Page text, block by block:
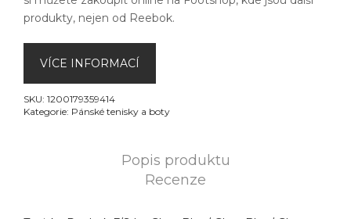
produkty, nejen od Reebok.
VÍCE INFORMACÍ
SKU: 1200179359414
Kategorie: Pánské tenisky a boty
Popis produktu
Recenze